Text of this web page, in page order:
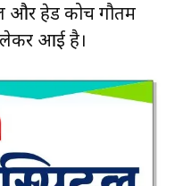
और हेड कोच गौतम
लेकर आई है।